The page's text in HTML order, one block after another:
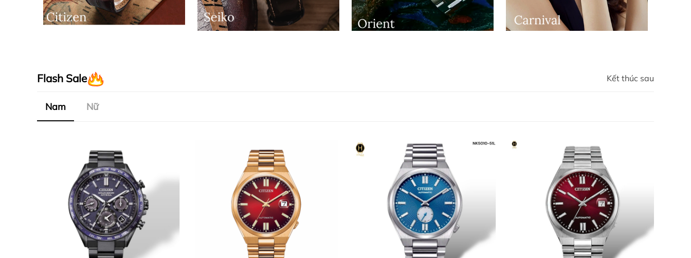
Flash Sale Kết thúc sau
Nam Nữ